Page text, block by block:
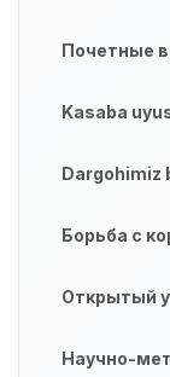
Почетные
Kasaba
Dargohimiz
Борьба с
Открытый
Научно-